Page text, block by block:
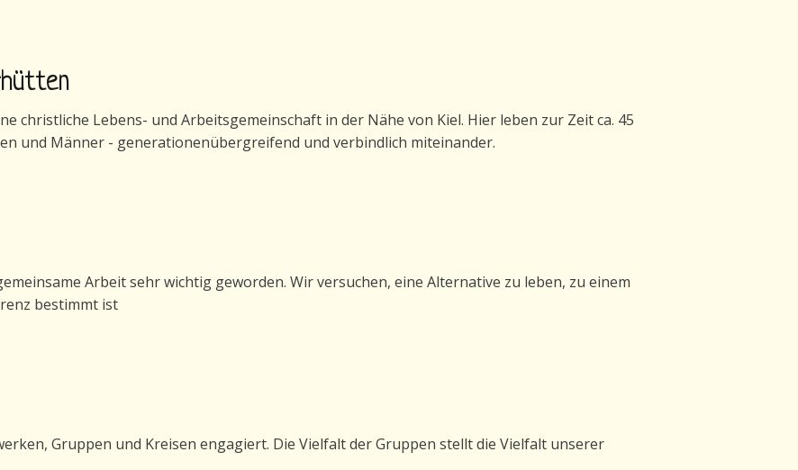
christliche Lebens- und Arbeitsgemeinschaft in der Nähe von Kiel. Hier leben zur Zeit ca. 45
und Männer - generationenübergreifend und verbindlich miteinander.
Arbeit sehr wichtig geworden. Wir versuchen, eine Alternative zu leben, zu einem
bestimmt ist
Gruppen und Kreisen engagiert. Die Vielfalt der Gruppen stellt die Vielfalt unserer